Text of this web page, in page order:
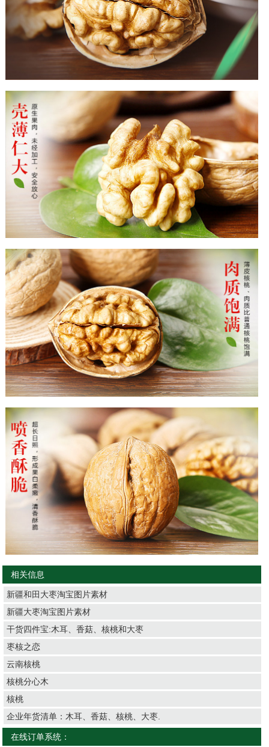
相关信息
新疆和田大枣淘宝图片素材
新疆大枣淘宝图片素材
干货四件宝:木耳、香菇、核桃和大枣
枣核之恋
云南核桃
核桃分心木
核桃
企业年货清单：木耳、香菇、核桃、大枣.
在线订单系统：